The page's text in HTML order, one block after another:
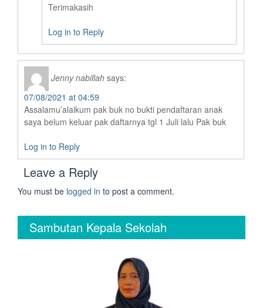
Terimakasih
Log in to Reply
Jenny nabillah says:
07/08/2021 at 04:59
Assalamu’alaikum pak buk no bukti pendaftaran anak
saya belum keluar pak daftarnya tgl 1 Juli lalu Pak buk
Log in to Reply
Leave a Reply
You must be logged in to post a comment.
Sambutan Kepala Sekolah